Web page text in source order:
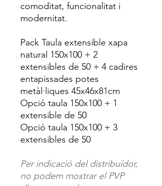
comoditat, funcionalitat i
modernitat.
Pack Taula extensible xapa
natural 150x100 + 2
extensibles de 50 + 4 cadires
entapissades potes
metàl·liques 45x46x81cm
Opció taula 150x100 + 1
extensible de 50
Opció taula 150x100 + 3
extensibles de 50
Per indicació del distribuïdor,
no podem mostrar el PVP